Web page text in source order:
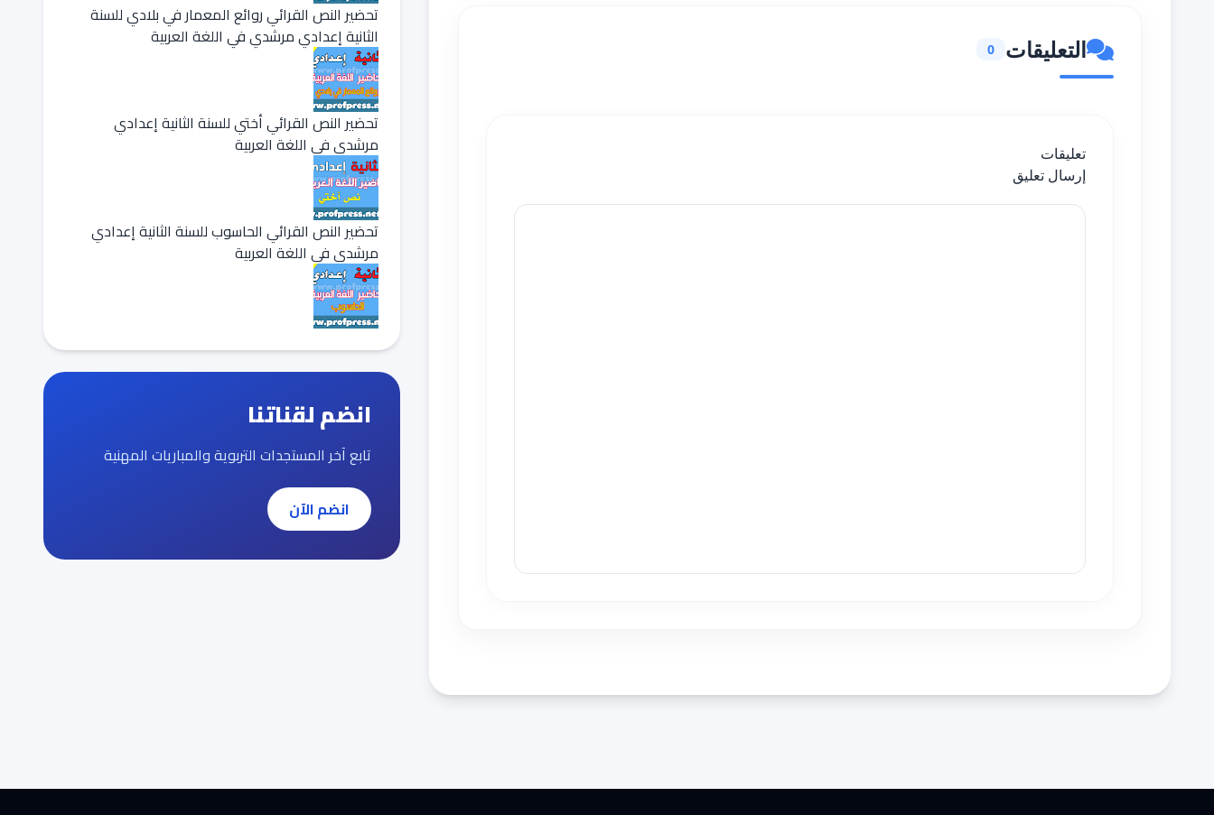
التعليقات 0
تعليقات
إرسال تعليق
تحضير النص القرائي روائع المعمار في بلادي للسنة
الثانية إعدادي مرشدي في اللغة العربية
تحضير النص القرائي أختي للسنة الثانية إعدادي
مرشدي في اللغة العربية
تحضير النص القرائي الحاسوب للسنة الثانية إعدادي
مرشدي في اللغة العربية
انضم لقناتنا
تابع آخر المستجدات التربوية والمباريات المهنية
انضم الآن